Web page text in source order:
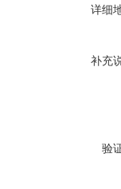
详细
补充
验